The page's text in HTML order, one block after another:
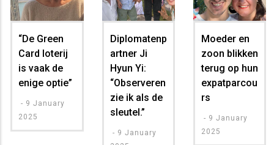
“De Green
Card loterij
is vaak de
enige optie”
- 9 January
2025
Diplomatenp
artner Ji
Hyun Yi:
“Observeren
zie ik als de
sleutel.”
- 9 January
Moeder en
zoon blikken
terug op hun
expatparcou
rs
- 9 January
2025